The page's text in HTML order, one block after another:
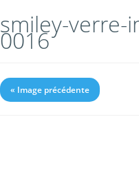
smiley-verre-
0016
« Image précédente